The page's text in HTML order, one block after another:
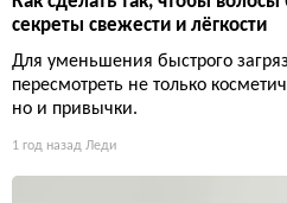
секреты свежести и лёгкости
Для уменьшения быстрого
пересмотреть не только
но и привычки.
1 год назад Леди